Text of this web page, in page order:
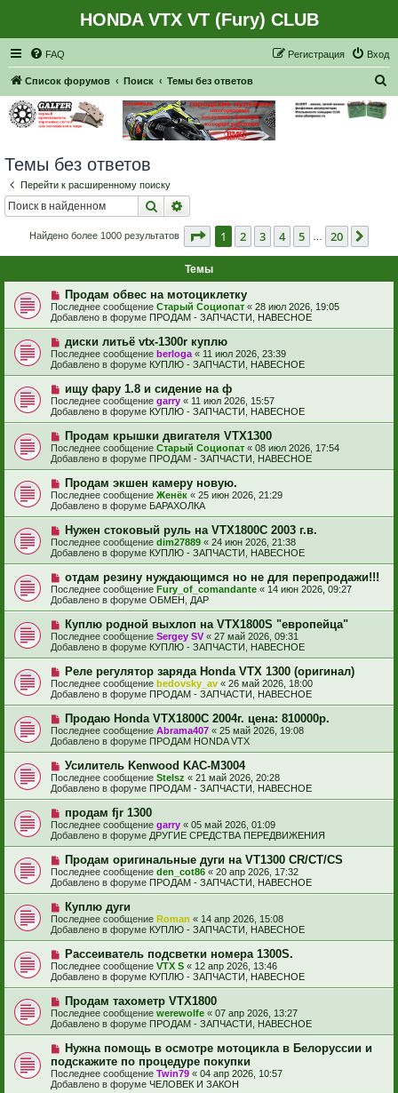
HONDA VTX VT (Fury) CLUB
FAQ Вход
Регистрация
Список форумов Поиск Темы без ответов
Темы без ответов
Перейти к расширенному поиску
Поиск
Найдено более 1000 результатов Страница из 20
1 2 3 4 5 20
Темы
Н
о
в
с
о
о
б
щ
е
н
и
е
Продам обвес на мотоциклетку
Последнее сообщение Старый Социопат « 28 июл 2026, 19:05
Добавлено в форуме ПРОДАМ - ЗАПЧАСТИ, НАВЕСНОЕ
Н
о
в
с
о
о
б
щ
е
н
и
е
диски литьё vtx-1300r куплю
Последнее сообщение berloga « 11 июл 2026, 23:39
Добавлено в форуме КУПЛЮ - ЗАПЧАСТИ, НАВЕСНОЕ
Н
о
в
е
с
о
о
б
щ
е
н
и
е
ищу фару 1.8 и сидение на ф
Последнее сообщение garry « 11 июл 2026, 15:57
Добавлено в форуме КУПЛЮ - ЗАПЧАСТИ, НАВЕСНОЕ
Н
о
в
е
с
о
о
б
щ
е
н
и
Продам крышки двигателя VTX1300
Последнее сообщение Старый Социопат « 08 июл 2026, 17:54
Добавлено в форуме ПРОДАМ - ЗАПЧАСТИ, НАВЕСНОЕ
Н
о
в
е
с
о
о
б
щ
е
н
и
е
Продам экшен камеру новую.
Последнее сообщение Женёк « 25 июн 2026, 21:29
Добавлено в форуме БАРАХОЛКА
Н
о
в
с
о
о
б
щ
е
н
и
е
Нужен стоковый руль на VTX1800C 2003 г.в.
Последнее сообщение dim27889 « 24 июн 2026, 21:38
Добавлено в форуме КУПЛЮ - ЗАПЧАСТИ, НАВЕСНОЕ
Н
о
в
е
с
о
о
б
щ
е
н
и
е
отдам резину нуждающимся но не для перепродажи!!!
Последнее сообщение Fury_of_comandante « 14 июн 2026, 09:27
Добавлено в форуме ОБМЕН, ДАР
Н
о
в
е
с
о
о
б
щ
е
н
и
е
Куплю родной выхлоп на VTX1800S "европейца"
Последнее сообщение Sergey SV « 27 май 2026, 09:31
Добавлено в форуме КУПЛЮ - ЗАПЧАСТИ, НАВЕСНОЕ
Н
о
в
е
с
о
о
б
щ
е
н
и
Реле регулятор заряда Honda VTX 1300 (оригинал)
Последнее сообщение bedovsky_av « 26 май 2026, 18:00
Добавлено в форуме ПРОДАМ - ЗАПЧАСТИ, НАВЕСНОЕ
Н
о
в
е
с
о
о
б
щ
е
н
и
е
Продаю Honda VTX1800С 2004г. цена: 810000р.
Последнее сообщение Abrama407 « 25 май 2026, 19:08
Добавлено в форуме ПРОДАМ HONDA VTX
Н
о
в
с
о
о
б
щ
е
н
и
е
Усилитель Kenwood KAC-M3004
Последнее сообщение Stelsz « 21 май 2026, 20:28
Добавлено в форуме ПРОДАМ - ЗАПЧАСТИ, НАВЕСНОЕ
Н
о
в
е
с
о
о
б
щ
е
н
и
е
продам fjr 1300
Последнее сообщение garry « 05 май 2026, 01:09
Добавлено в форуме ДРУГИЕ СРЕДСТВА ПЕРЕДВИЖЕНИЯ
Н
о
в
е
с
о
о
б
щ
е
н
и
е
Продам оригинальные дуги на VT1300 CR/CT/CS
Последнее сообщение den_cot86 « 20 апр 2026, 17:32
Добавлено в форуме ПРОДАМ - ЗАПЧАСТИ, НАВЕСНОЕ
Н
о
в
е
с
о
о
б
щ
е
н
и
е
Куплю дуги
Последнее сообщение Roman « 14 апр 2026, 15:08
Добавлено в форуме КУПЛЮ - ЗАПЧАСТИ, НАВЕСНОЕ
Н
о
в
е
с
о
о
б
щ
е
н
и
е
Рассеиватель подсветки номера 1300S.
Последнее сообщение VTX S « 12 апр 2026, 13:46
Добавлено в форуме КУПЛЮ - ЗАПЧАСТИ, НАВЕСНОЕ
Н
о
в
е
с
о
о
б
Продам тахометр VTX1800
Последнее сообщение werewolfe « 07 апр 2026, 13:27
Добавлено в форуме ПРОДАМ - ЗАПЧАСТИ, НАВЕСНОЕ
Н
в
о
е
Нужна помощь в осмотре мотоцикла в Белоруссии и
подскажите по процедуре покупки
Последнее сообщение Twin79 « 04 апр 2026, 10:57
Добавлено в форуме ЧЕЛОВЕК И ЗАКОН